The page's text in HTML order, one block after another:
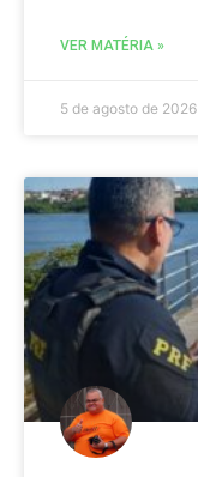
VER MATÉRIA »
5 de agosto de 2026